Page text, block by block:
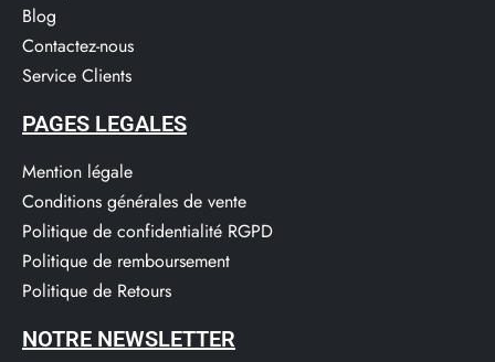
Blog
Contactez-nous
Service Clients​
PAGES LEGALES
Mention légale
Conditions générales de vente
Politique de confidentialité RGPD
Politique de remboursement
Politique de Retours
NOTRE NEWSLETTER